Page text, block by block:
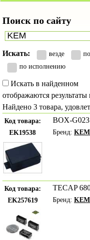
Поиск по сайту
Искать: везде
по исполнению
Искать в найденном
отображаются
Найдено 3 товара,
Код товара:
EK19538
BOX-G023
Бренд:
Код товара:
EK257619
TECAP
Бренд: KEM